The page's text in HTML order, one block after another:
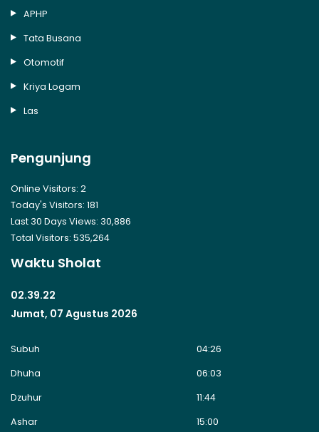
APHP
Tata Busana
Otomotif
Kriya Logam
Las
Pengunjung
Online Visitors: 2
Today's Visitors: 181
Last 30 Days Views: 30,886
Total Visitors: 535,264
Waktu Sholat
02.39.22
Jumat, 07 Agustus 2026
Subuh
04:26
Dhuha
06:03
Dzuhur
11:44
Ashar
15:00